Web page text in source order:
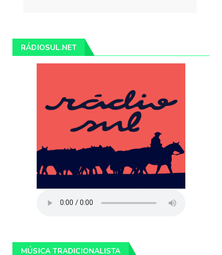
RÁDIOSUL.NET
MÚSICA TRADICIONALISTA